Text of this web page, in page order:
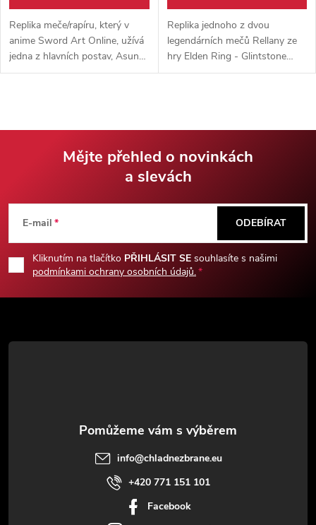
Replika meče/rapíru, který v
anime Sword Art Online, užívá
jedna z hlavních postav, Asuna.
Meč je vyroben z nerezové oceli
Replika jednoho z dvou
legendárních mečů Rellany ze
hry Elden Ring - Glintstone
Sword. Ocelová čepel, rukojeť a
dekorační plaketa součástí
p
a
Mějte přehled o novinkách
a slevách
E-mail
Kliknutím na tlačítko PŘIHLÁSIT SE souhlasíte s našimi
podmínkami ochrany osobních údajů.
ODEBÍRAT
info@chladnezbrane.eu
+420 771 151 101
Facebook